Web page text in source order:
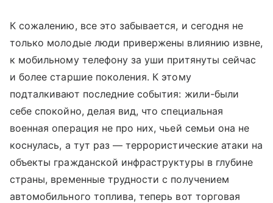
К сожалению, все это забывается, и сегодня не
только молодые люди привержены влиянию извне,
к мобильному телефону за уши притянуты сейчас
и более старшие поколения. К этому
подталкивают последние события: жили-были
себе спокойно, делая вид, что специальная
военная операция не про них, чьей семьи она не
коснулась, а тут раз — террористические атаки на
объекты гражданской инфраструктуры в глубине
страны, временные трудности с получением
автомобильного топлива, теперь вот торговая